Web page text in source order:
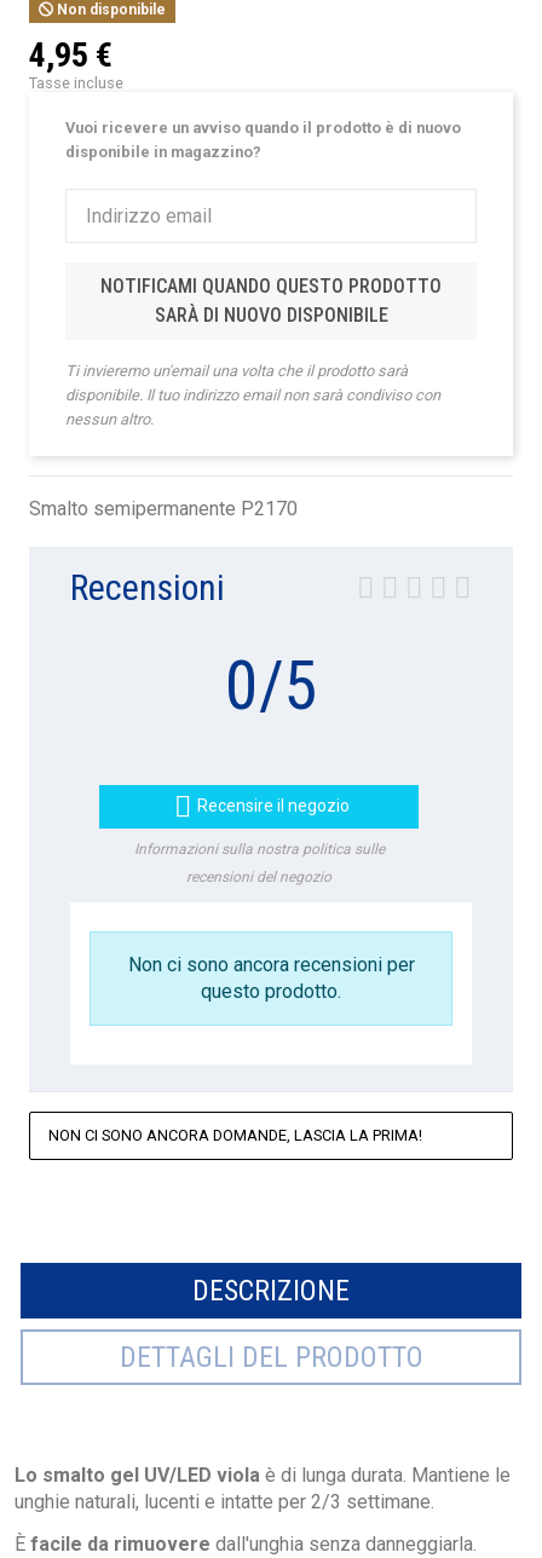
Non disponibile
4,95 €
Tasse incluse
Vuoi ricevere un avviso quando il prodotto è di nuovo
disponibile in magazzino?
NOTIFICAMI QUANDO QUESTO PRODOTTO
SARÀ DI NUOVO DISPONIBILE
Ti invieremo un'email una volta che il prodotto sarà
disponibile. Il tuo indirizzo email non sarà condiviso con
nessun altro.
Smalto semipermanente P2170
Recensioni
0/5
 Recensire il negozio
Informazioni sulla nostra politica sulle
recensioni del negozio
Non ci sono ancora recensioni per
questo prodotto.
NON CI SONO ANCORA DOMANDE, LASCIA LA PRIMA!
DESCRIZIONE
DETTAGLI DEL PRODOTTO
Lo smalto gel UV/LED viola è di lunga durata. Mantiene le
unghie naturali, lucenti e intatte per 2/3 settimane.
È facile da rimuovere dall'unghia senza danneggiarla.